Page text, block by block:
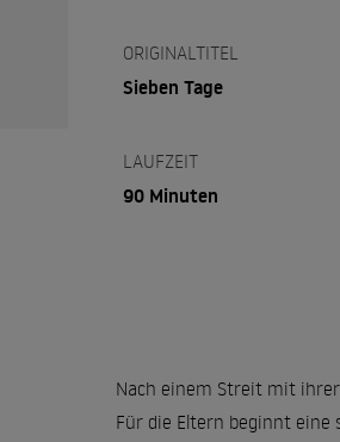
ORIGINALTITEL
Sieben Tage
LAUFZEIT
90 Minuten
Nach einem Streit mit
Für die Eltern beginnt eine